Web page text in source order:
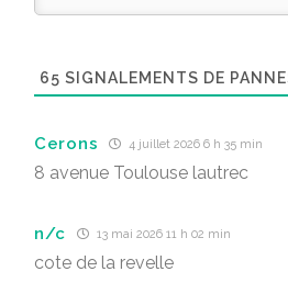
65 SIGNALEMENTS DE
Cerons 4 juillet 2026 6 h 35 min
8 avenue Toulouse lautrec
n/c 13 mai 2026 11 h 02 min
cote de la revelle